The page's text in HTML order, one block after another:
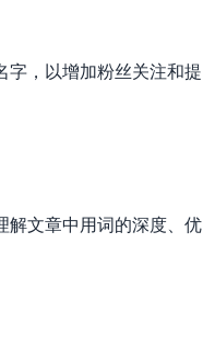
字，以增加粉丝关注和提
解文章中用词的深度、优